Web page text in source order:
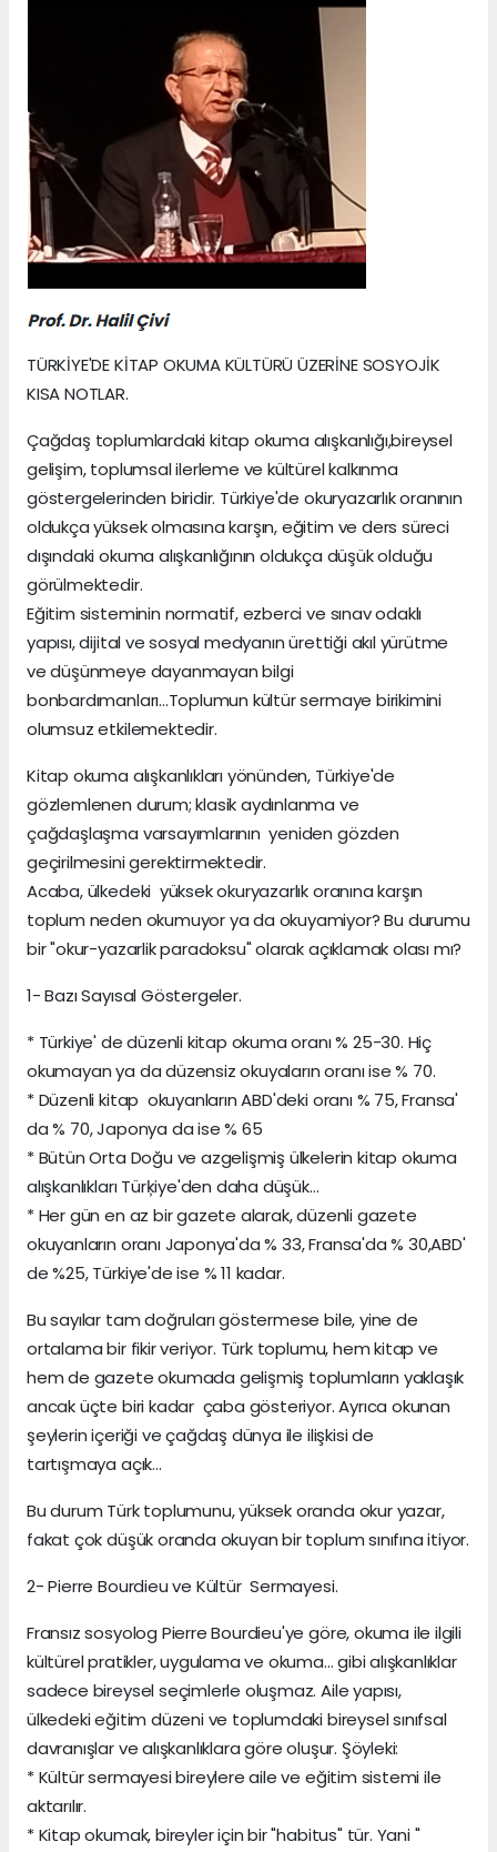
TÜRKİYE'DE KİTAP OKUMA KÜLTÜRÜ ÜZERİNE SOSYOJİK
KISA NOTLAR.
Çağdaş toplumlardaki kitap okuma alışkanlığı,bireysel
gelişim, toplumsal ilerleme ve kültürel kalkınma
göstergelerinden biridir. Türkiye'de okuryazarlık oranının
oldukça yüksek olmasına karşın, eğitim ve ders süreci
dışındaki okuma alışkanlığının oldukça düşük olduğu
görülmektedir.
Eğitim sisteminin normatif, ezberci ve sınav odaklı
yapısı, dijital ve sosyal medyanın ürettiği akıl yürütme
ve düşünmeye dayanmayan bilgi
bonbardımanları...Toplumun kültür sermaye birikimini
olumsuz etkilemektedir.
Kitap okuma alışkanlıkları yönünden, Türkiye'de
gözlemlenen durum; klasik aydınlanma ve
çağdaşlaşma varsayımlarının yeniden gözden
geçirilmesini gerektirmektedir.
Acaba, ülkedeki yüksek okuryazarlık oranına karşın
toplum neden okumuyor ya da okuyamiyor? Bu durumu
bir "okur-yazarlik paradoksu" olarak açıklamak olası mı?
1- Bazı Sayısal Göstergeler.
* Türkiye' de düzenli kitap okuma oranı % 25-30. Hiç
okumayan ya da düzensiz okuyaların oranı ise % 70.
* Düzenli kitap okuyanların ABD'deki oranı % 75, Fransa'
da % 70, Japonya da ise % 65
* Bütün Orta Doğu ve azgelişmiş ülkelerin kitap okuma
alışkanlıkları Türķiye'den daha düşük...
* Her gün en az bir gazete alarak, düzenli gazete
okuyanların oranı Japonya'da % 33, Fransa'da % 30,ABD'
de %25, Türkiye'de ise % 11 kadar.
Bu sayılar tam doğruları göstermese bile, yine de
ortalama bir fikir veriyor. Türk toplumu, hem kitap ve
hem de gazete okumada gelişmiş toplumların yaklaşık
ancak üçte biri kadar çaba gösteriyor. Ayrıca okunan
şeylerin içeriği ve çağdaş dünya ile ilişkisi de
tartışmaya açık...
Bu durum Türk toplumunu, yüksek oranda okur yazar,
fakat çok düşük oranda okuyan bir toplum sınıfına itiyor.
2- Pierre Bourdieu ve Kültür Sermayesi.
Fransız sosyolog Pierre Bourdieu'ye göre, okuma ile ilgili
kültürel pratikler, uygulama ve okuma... gibi alışkanlıklar
sadece bireysel seçimlerle oluşmaz. Aile yapısı,
ülkedeki eğitim düzeni ve toplumdaki bireysel sınıfsal
davranışlar ve alışkanlıklara göre oluşur. Şöyleki:
* Kültür sermayesi bireylere aile ve eğitim sistemi ile
aktarılır.
* Kitap okumak, bireyler için bir "habitus" tür. Yani "